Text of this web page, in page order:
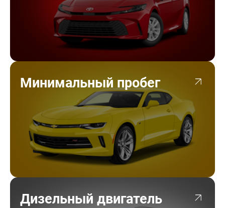
Минимальный пробег
Дизельный двигатель